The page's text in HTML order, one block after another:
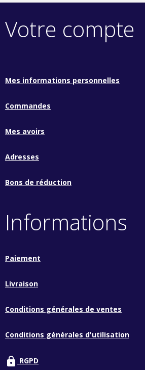
Votre compte
Mes informations personnelles
Commandes
Mes avoirs
Adresses
Bons de réduction
Informations
Paiement
Livraison
Conditions générales de ventes
Conditions générales d'utilisation
lock RGPD